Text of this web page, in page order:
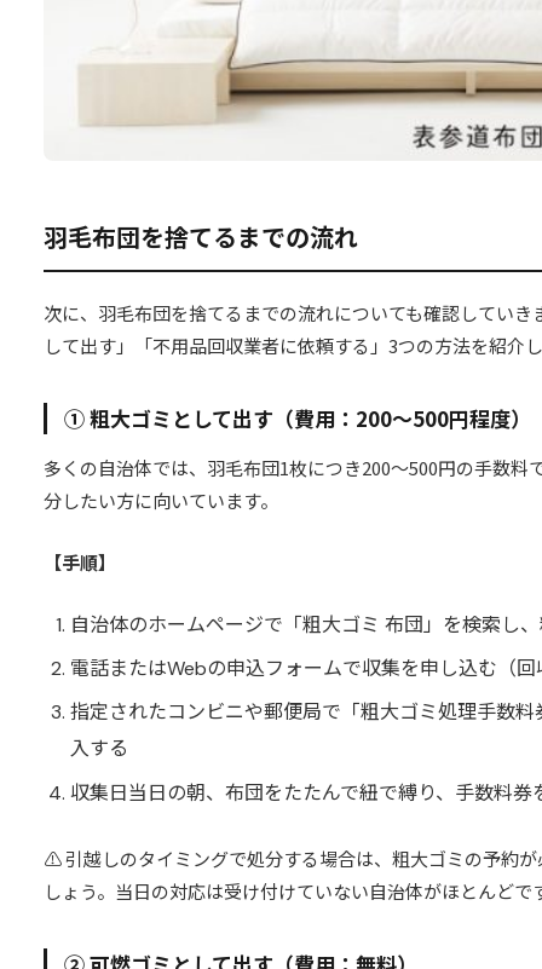
羽毛布団を捨てるまでの流れ
次に、羽毛布団を捨てるまでの流れについても確認してい
して出す」「不用品回収業者に依頼する」3つの方法を紹介
①粗大ゴミとして出す（費用：200〜500円程度）
多くの自治体では、羽毛布団1枚につき200〜500円の手数
分したい方に向いています。
【手順】
自治体のホームページで「粗大ゴミ 布団」を検索し
電話またはWebの申込フォームで収集を申し込む（
指定されたコンビニや郵便局で「粗大ゴミ処理手数
入する
収集日当日の朝、布団をたたんで紐で縛り、手数料
⚠️ 引越しのタイミングで処分する場合は、粗大ゴミの予約
しょう。当日の対応は受け付けていない自治体がほとんどで